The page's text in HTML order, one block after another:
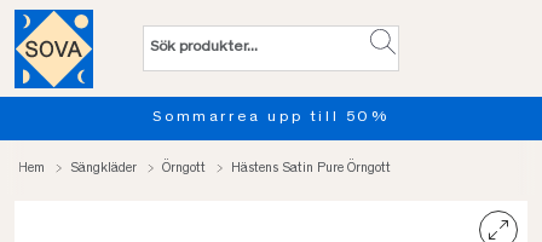
upp till 50%
Hem Sängkläder Örngott Hästens Satin Pure Örngott